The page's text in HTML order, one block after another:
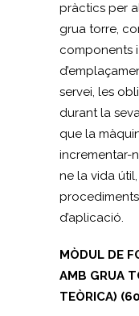
pràctics per
grua torre,
components
servei, les
durant la
que la
incrementar-
ne la vida
d’aplicació.
MÒDUL DE
AMB GRUA
TEÒRICA)